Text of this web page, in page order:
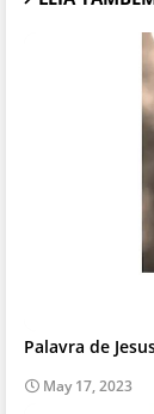
Palavra de
May 17, 2023